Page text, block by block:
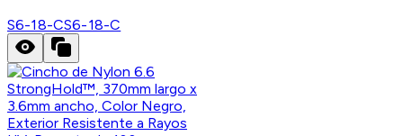
S6-18-CS6-18-C